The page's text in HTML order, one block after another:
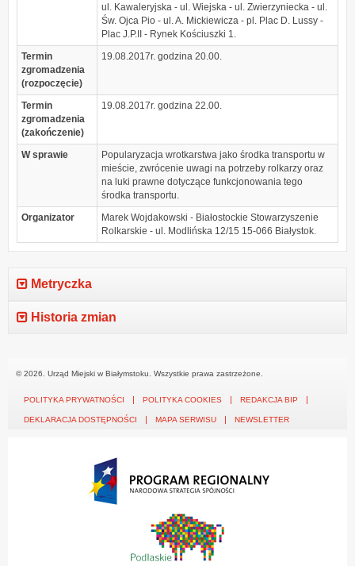
ul. Kawaleryjska - ul. Wiejska - ul. Zwierzyniecka - ul.
Św. Ojca Pio - ul. A. Mickiewicza - pl. Plac D. Lussy -
Plac J.P.II - Rynek Kościuszki 1.
Termin
zgromadzenia
(rozpoczęcie)
19.08.2017r. godzina 20.00.
Termin
zgromadzenia
(zakończenie)
19.08.2017r. godzina 22.00.
W sprawie
Popularyzacja wrotkarstwa jako środka transportu w
mieście, zwrócenie uwagi na potrzeby rolkarzy oraz
na luki prawne dotyczące funkcjonowania tego
środka transportu.
Organizator
Marek Wojdakowski - Białostockie Stowarzyszenie
Rolkarskie - ul. Modlińska 12/15 15-066 Białystok.
Metryczka
Historia zmian
© 2026. Urząd Miejski w Białymstoku. Wszystkie prawa zastrzeżone.
POLITYKA PRYWATNOŚCI POLITYKA COOKIES REDAKCJA BIP
DEKLARACJA DOSTĘPNOŚCI MAPA SERWISU NEWSLETTER